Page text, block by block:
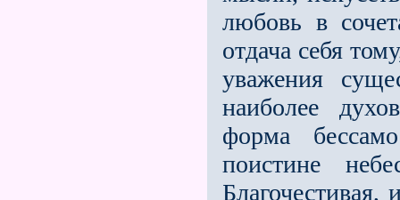
любовь в
отдача себя
уважения
наиболее
форма
поистине
Благочестивая,